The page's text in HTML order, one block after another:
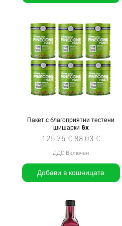
Пакет с благоприятни тестени
шишарки 6x
Редовна цена
125,75 € Продажна
88,03 €
ДДС Включен
Добави в кошницата